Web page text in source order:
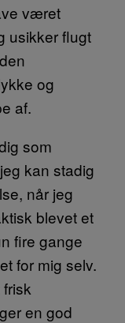
været
usikker flugt
og
af.
som
kan stadig
når jeg
blevet et
fire gange
for mig selv.
en god